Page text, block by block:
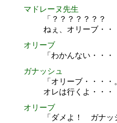
マドレーヌ先生
「？？？？？？？
ねぇ、オリーブ・
オリーブ
「わかんない・・
ガナッシュ
「オリーブ・・・
オレは行くよ・・・
オリーブ
「ダメよ！ ガナッ